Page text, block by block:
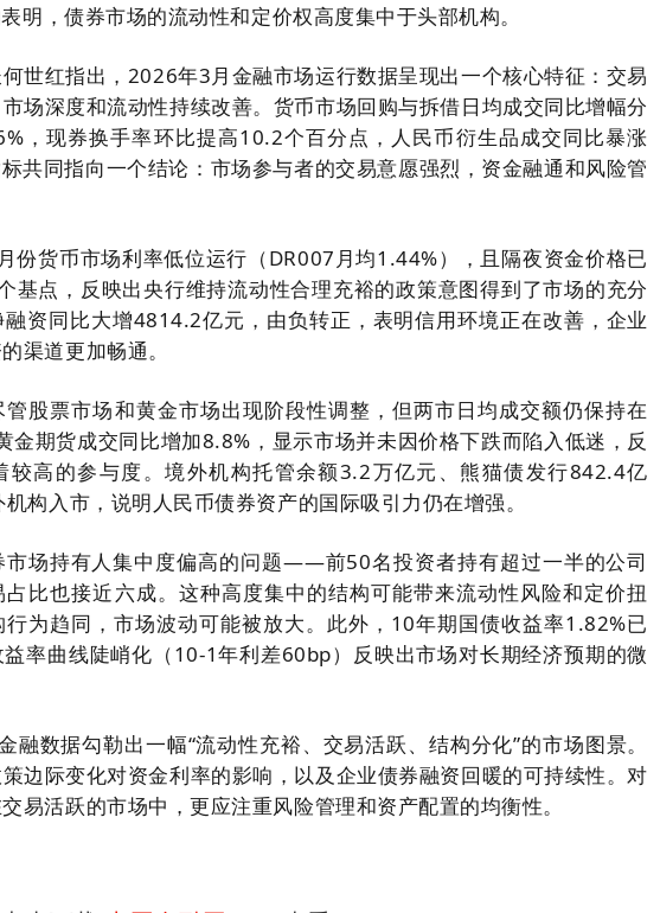
明，债券市场的流动性和定价权高度集中于头部机构。
世红指出，2026年3月金融市场运行数据呈现出一个核心特征：交易
场深度和流动性持续改善。货币市场回购与拆借日均成交同比增幅分
，现券换手率环比提高10.2个百分点，人民币衍生品成交同比暴涨
同指向一个结论：市场参与者的交易意愿强烈，资金融通和风险管
份货币市场利率低位运行（DR007月均1.44%），且隔夜资金价格已
基点，反映出央行维持流动性合理充裕的政策意图得到了市场的充分
资同比大增4814.2亿元，由负转正，表明信用环境正在改善，企业
渠道更加畅通。
股票市场和黄金市场出现阶段性调整，但两市日均成交额仍保持在
金期货成交同比增加8.8%，显示市场并未因价格下跌而陷入低迷，反
较高的参与度。境外机构托管余额3.2万亿元、熊猫债发行842.4亿
构入市，说明人民币债券资产的国际吸引力仍在增强。
市场持有人集中度偏高的问题——前50名投资者持有超过一半的公司
比也接近六成。这种高度集中的结构可能带来流动性风险和定价扭
为趋同，市场波动可能被放大。此外，10年期国债收益率1.82%已
率曲线陡峭化（10-1年利差60bp）反映出市场对长期经济预期的微
融数据勾勒出一幅“流动性充裕、交易活跃、结构分化”的市场图景。
边际变化对资金利率的影响，以及企业债券融资回暖的可持续性。对
易活跃的市场中，更应注重风险管理和资产配置的均衡性。